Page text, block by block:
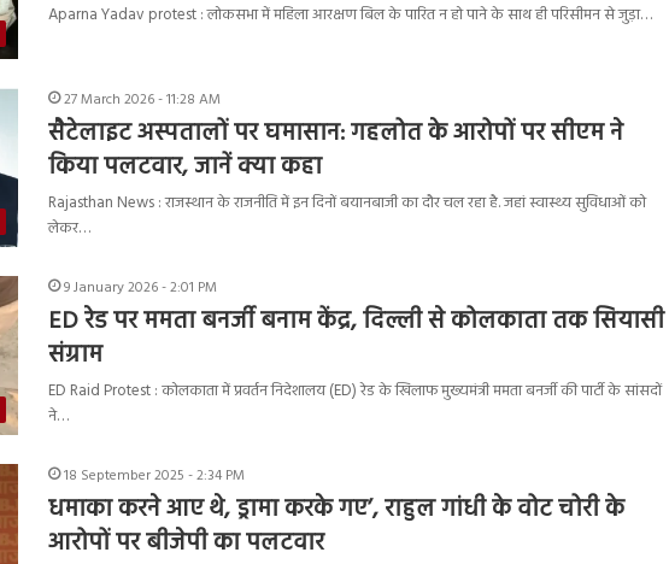
Aparna Yadav protest : लोकसभा में महिला आरक्षण बिल के पारित न हो पाने के साथ ही परिसीमन से जुड़ा…
27 March 2026 - 11:28 AM
सैटेलाइट अस्पतालों पर घमासान: गहलोत के आरोपों पर सीएम ने
किया पलटवार, जानें क्या कहा
Rajasthan News : राजस्थान के राजनीति में इन दिनों बयानबाजी का दौर चल रहा है. जहां स्वास्थ्य सुविधाओं को
लेकर…
9 January 2026 - 2:01 PM
ED रेड पर ममता बनर्जी बनाम केंद्र, दिल्ली से कोलकाता तक सियासी
संग्राम
ED Raid Protest : कोलकाता में प्रवर्तन निदेशालय (ED) रेड के खिलाफ मुख्यमंत्री ममता बनर्जी की पार्टी के सांसदों
ने…
18 September 2025 - 2:34 PM
धमाका करने आए थे, ड्रामा करके गए’, राहुल गांधी के वोट चोरी के
आरोपों पर बीजेपी का पलटवार